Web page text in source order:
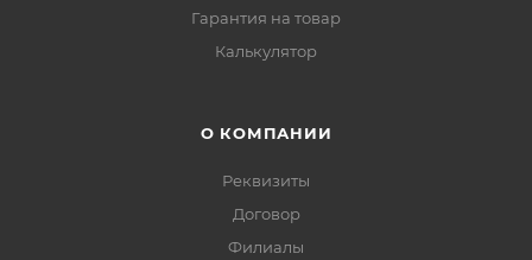
Гарантия на товар
Калькулятор
О КОМПАНИИ
Реквизиты
Договор
Филиалы